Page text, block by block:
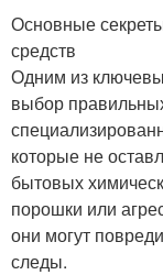
Основные
средств
Одним из
выбор
которые не
бытовых
порошки или
они могут
следы.